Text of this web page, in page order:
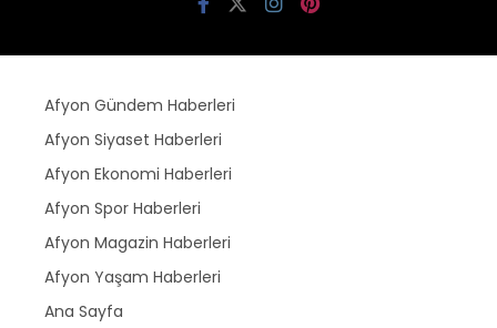
Afyon Gündem Haberleri
Afyon Siyaset Haberleri
Afyon Ekonomi Haberleri
Afyon Spor Haberleri
Afyon Magazin Haberleri
Afyon Yaşam Haberleri
Ana Sayfa